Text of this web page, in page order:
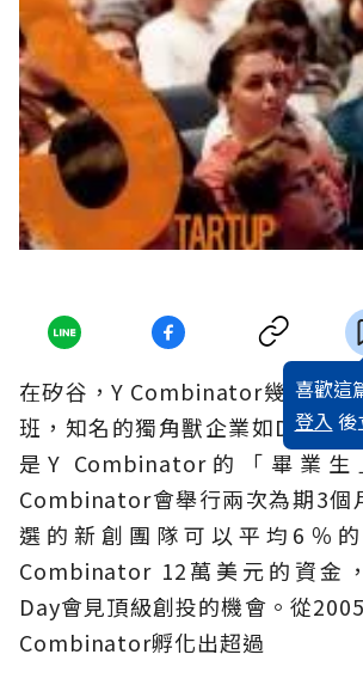
喜歡這
登入 後
在矽谷，Y Combinator幾乎就像
班，知名的獨角獸企業如
是Y Combinator的「畢業
Combinator會舉行兩次為期3個
選的新創團隊可以平均6％
Combinator 12萬美元的資金
Day會見頂級創投的機會。從
Combinator孵化出超過